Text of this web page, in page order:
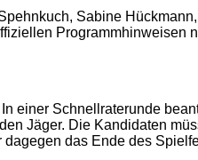
Sabine
Programmhinweisen
einer Schnellraterunde
Jäger. Die Kandidaten
das Ende des